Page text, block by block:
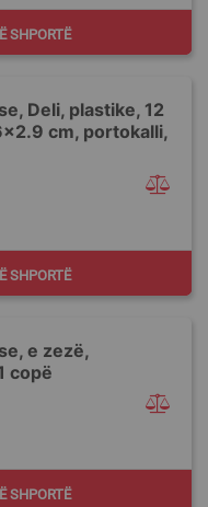
SHPORTË
Deli, plastike, 12
cm, portokalli,
SHPORTË
e zezë,
copë
SHPORTË